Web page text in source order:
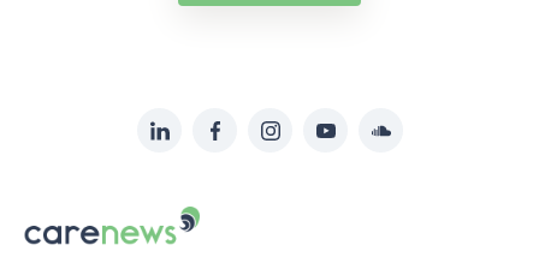
sur:
LinkedInFacebookInstagramYouTubeSoundcloud
Carenews,
Le